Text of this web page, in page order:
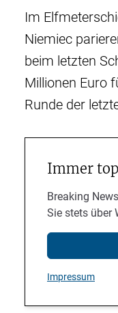
Im
Niemiec
beim letzten
Millionen Euro
Runde der
Immer
Breaking
Sie stets über
Impressum